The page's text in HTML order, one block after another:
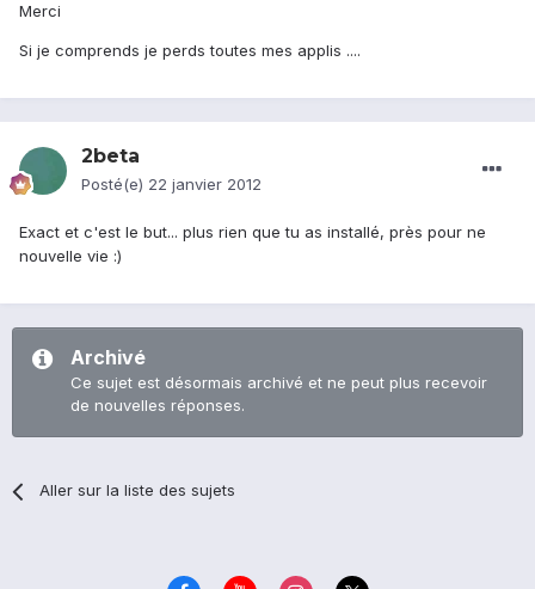
Merci
Si je comprends je perds toutes mes applis ....
2beta
Posté(e) 22 janvier 2012
Exact et c'est le but... plus rien que tu as installé, près pour ne
nouvelle vie :)
Archivé
Ce sujet est désormais archivé et ne peut plus recevoir
de nouvelles réponses.
Aller sur la liste des sujets